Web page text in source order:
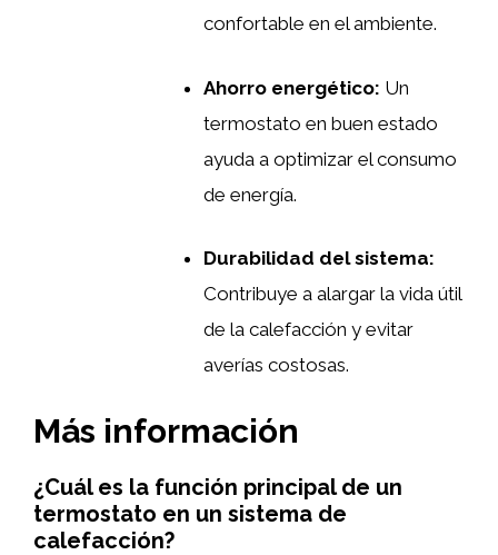
confortable en el ambiente.
Ahorro energético: Un
termostato en buen estado
ayuda a optimizar el consumo
de energía.
Durabilidad del sistema:
Contribuye a alargar la vida útil
de la calefacción y evitar
averías costosas.
Más información
¿Cuál es la función principal de un
termostato en un sistema de
calefacción?